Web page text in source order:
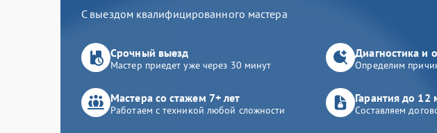
С выездом квалифицированного мастера
Срочный выезд
Мастер приедет уже через 30 минут
Диагностика и
Определим
Мастера со стажем 7+ лет
Работаем с техникой любой сложности
Гарантия до 12
Составляем